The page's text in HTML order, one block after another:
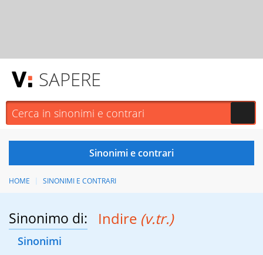
SAPERE
HOME SINONIMI E CONTRARI
Sinonimo di: Indire (v.tr.)
Sinonimi